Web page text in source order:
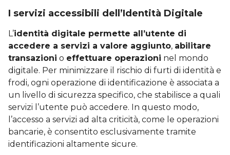
I servizi accessibili dell’Identità Digitale
L’identità digitale permette all’utente di
accedere a servizi a valore aggiunto, abilitare
transazioni o effettuare operazioni nel mondo
digitale. Per minimizzare il rischio di furti di identità e
frodi, ogni operazione di identificazione è associata a
un livello di sicurezza specifico, che stabilisce a quali
servizi l’utente può accedere. In questo modo,
l’accesso a servizi ad alta criticità, come le operazioni
bancarie, è consentito esclusivamente tramite
identificazioni altamente sicure.